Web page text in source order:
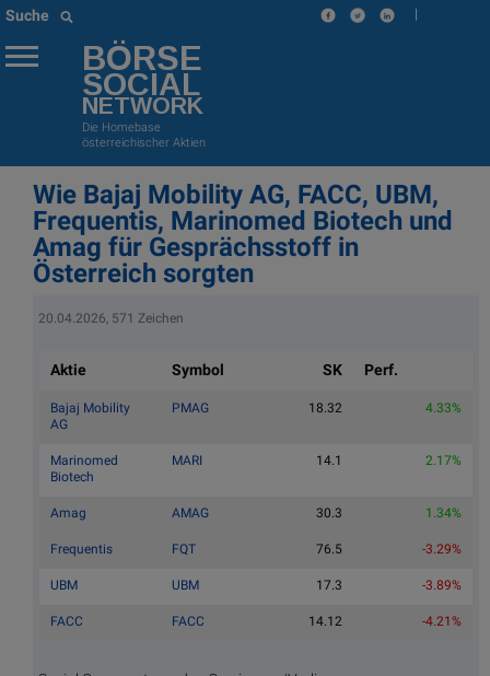
Suche |
BÖRSE
SOCIAL
NETWORK
Die Homebase
österreichischer Aktien
Wie Bajaj Mobility AG, FACC, UBM,
Frequentis, Marinomed Biotech und
Amag für Gesprächsstoff in
Österreich sorgten
20.04.2026, 571 Zeichen
Aktie Symbol SK Perf.
Bajaj Mobility
AG
PMAG 18.32 4.33%
Marinomed
Biotech
MARI 14.1 2.17%
Amag AMAG 30.3 1.34%
Frequentis FQT 76.5 -3.29%
UBM UBM 17.3 -3.89%
FACC FACC 14.12 -4.21%